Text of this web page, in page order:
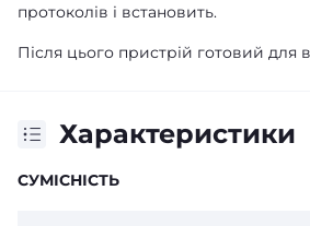
протоколів і встановить.
Після цього пристрій готовий для
Характеристики
СУМІСНІСТЬ